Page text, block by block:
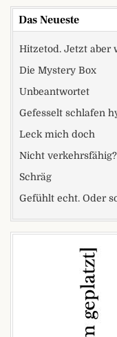
Das Neueste
Hitzetod. Jetzt aber
Die Mystery Box
Unbeantwortet
Gefesselt schlafen
Leck mich doch
Nicht
Schräg
Gefühlt echt. Oder